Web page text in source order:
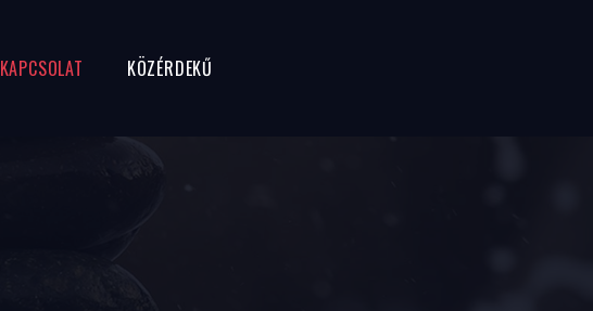
KAPCSOLAT KÖZÉRDEKŰ